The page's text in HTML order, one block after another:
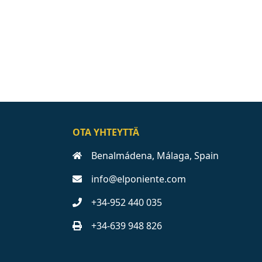
OTA YHTEYTTÄ
Benalmádena, Málaga, Spain
info@elponiente.com
+34-952 440 035
+34-639 948 826